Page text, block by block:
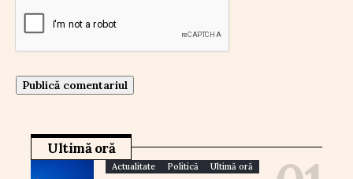
Ultimă oră
Actualitate Politică Ultimă oră